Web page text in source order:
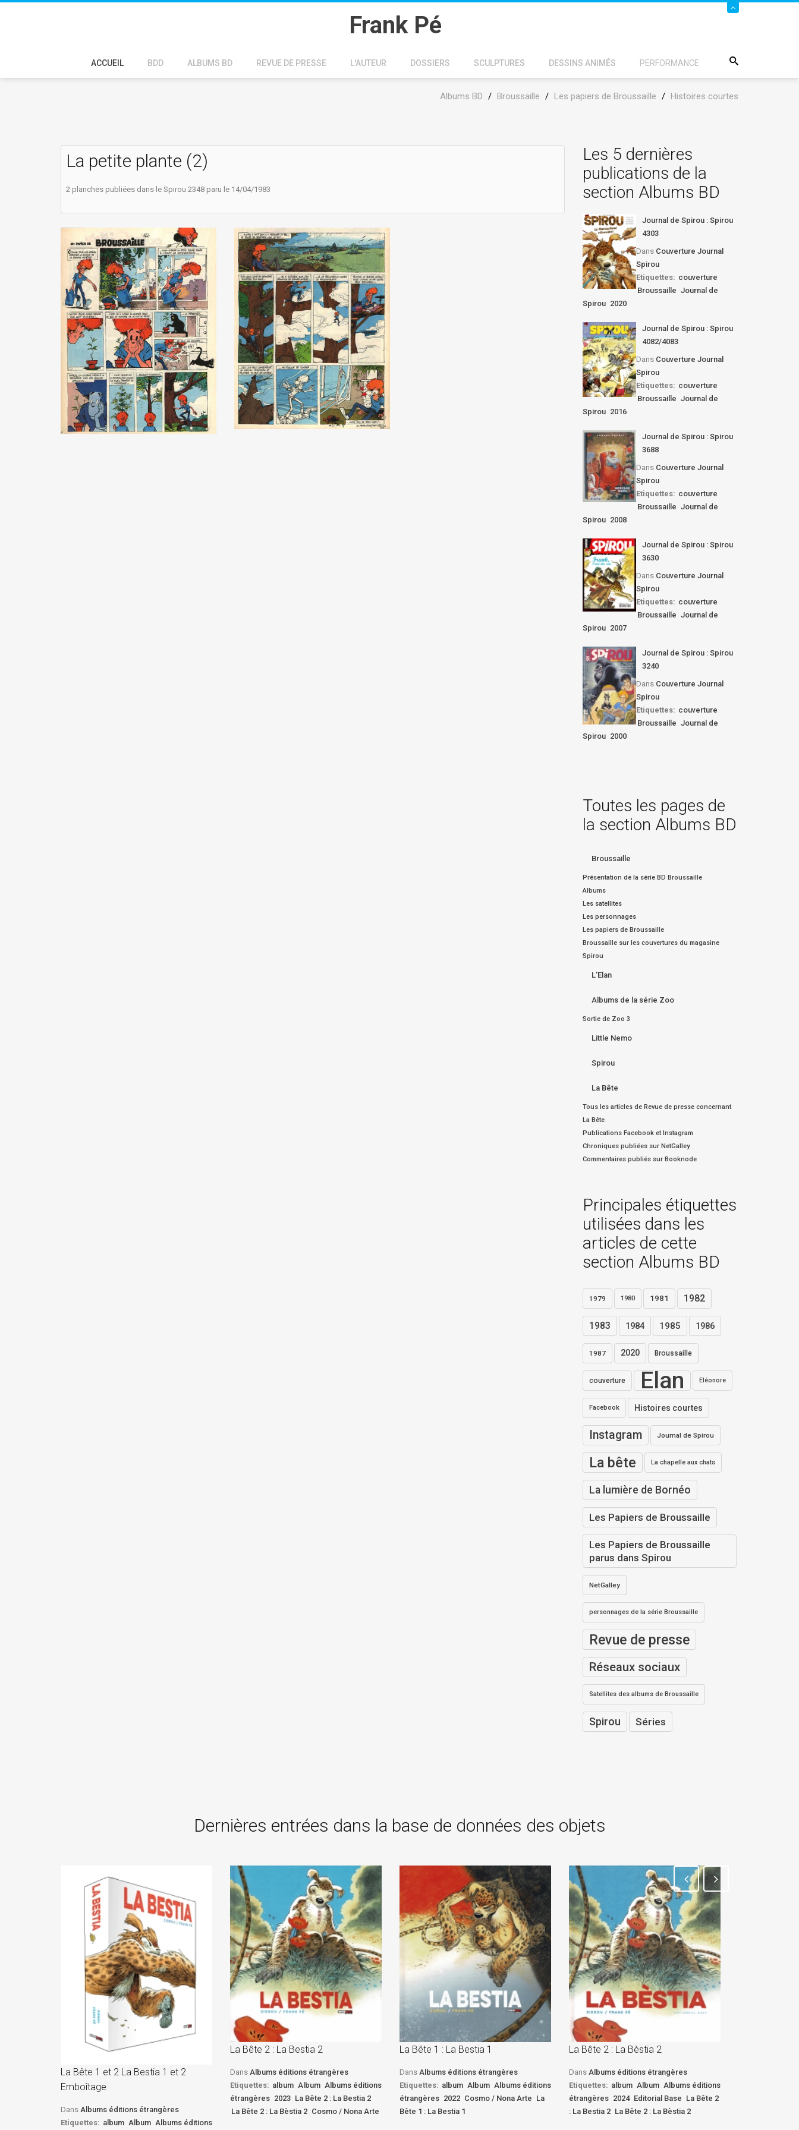
Frank Pé
ACCUEIL BDD ALBUMS BD REVUE DE PRESSE L'AUTEUR DOSSIERS SCULPTURES DESSINS ANIMÉS PERFORMANCE
Albums BD / Broussaille / Les papiers de Broussaille / Histoires courtes
La petite plante (2)
2 planches publiées dans le Spirou 2348 paru le 14/04/1983
Les 5 dernières
publications de la
section Albums BD
Journal de Spirou : Spirou
4303
Dans Couverture Journal
Spirou
Etiquettes: couverture
Broussaille Journal de
Spirou 2020
Journal de Spirou : Spirou
4082/4083
Dans Couverture Journal
Spirou
Etiquettes: couverture
Broussaille Journal de
Spirou 2016
Journal de Spirou : Spirou
3688
Dans Couverture Journal
Spirou
Etiquettes: couverture
Broussaille Journal de
Spirou 2008
Journal de Spirou : Spirou
3630
Dans Couverture Journal
Spirou
Etiquettes: couverture
Broussaille Journal de
Spirou 2007
Journal de Spirou : Spirou
3240
Dans Couverture Journal
Spirou
Etiquettes: couverture
Broussaille Journal de
Spirou 2000
Toutes les pages de
la section Albums BD
Broussaille
Présentation de la série BD Broussaille
Albums
Les satellites
Les personnages
Les papiers de Broussaille
Broussaille sur les couvertures du magasine
Spirou
L'Elan
Albums de la série Zoo
Sortie de Zoo 3
Little Nemo
Spirou
La Bête
Tous les articles de Revue de presse concernant
La Bête
Publications Facebook et Instagram
Chroniques publiées sur NetGalley
Commentaires publiés sur Booknode
Principales étiquettes
utilisées dans les
articles de cette
section Albums BD
1979 1980 1981 1982
1983 1984 1985 1986
1987 2020 Broussaille
couverture Elan Eléonore
Facebook Histoires courtes
Instagram Journal de Spirou
La bête La chapelle aux chats
La lumière de Bornéo
Les Papiers de Broussaille
Les Papiers de Broussaille
parus dans Spirou
NetGalley
personnages de la série Broussaille
Revue de presse
Réseaux sociaux
Satellites des albums de Broussaille
Spirou Séries
Dernières entrées dans la base de données des objets
La Bête 1 et 2 La Bestia 1 et 2
Emboîtage
Dans Albums éditions étrangères
Etiquettes: album Album Albums éditions
La Bête 2 : La Bestia 2
Dans Albums éditions étrangères
Etiquettes: album Album Albums éditions
étrangères 2023 La Bête 2 : La Bestia 2
La Bête 2 : La Bèstia 2 Cosmo / Nona Arte
La Bête 1 : La Bestia 1
Dans Albums éditions étrangères
Etiquettes: album Album Albums éditions
étrangères 2022 Cosmo / Nona Arte La
Bête 1 : La Bestia 1
La Bête 2 : La Bèstia 2
Dans Albums éditions étrangères
Etiquettes: album Album Albums éditions
étrangères 2024 Editorial Base La Bête 2
: La Bestia 2 La Bête 2 : La Bèstia 2